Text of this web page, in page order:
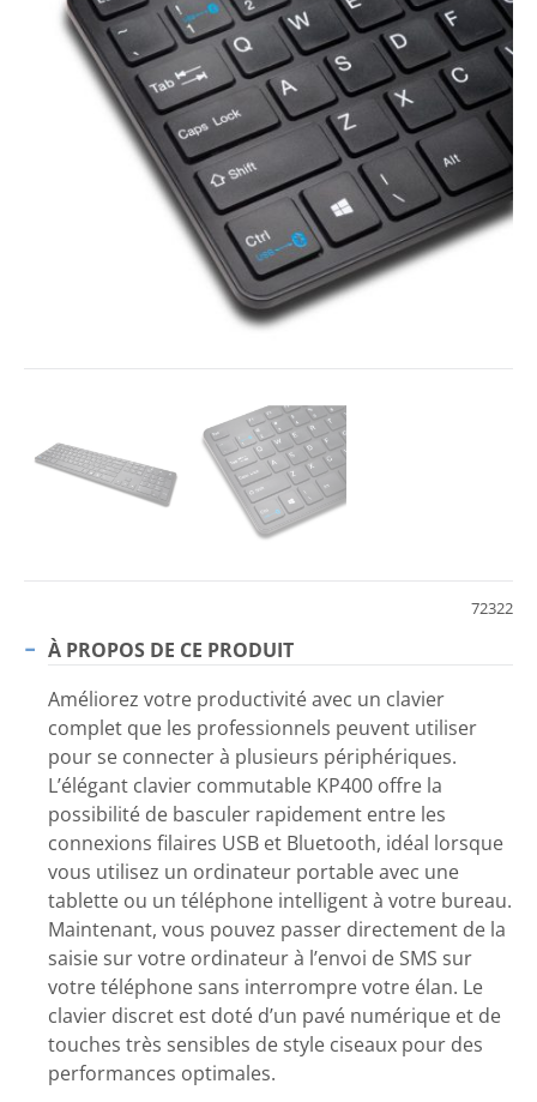
72322
À PROPOS DE CE PRODUIT
Améliorez votre productivité avec un clavier
complet que les professionnels peuvent utiliser
pour se connecter à plusieurs périphériques.
L’élégant clavier commutable KP400 offre la
possibilité de basculer rapidement entre les
connexions filaires USB et Bluetooth, idéal lorsque
vous utilisez un ordinateur portable avec une
tablette ou un téléphone intelligent à votre bureau.
Maintenant, vous pouvez passer directement de la
saisie sur votre ordinateur à l’envoi de SMS sur
votre téléphone sans interrompre votre élan. Le
clavier discret est doté d’un pavé numérique et de
touches très sensibles de style ciseaux pour des
performances optimales.